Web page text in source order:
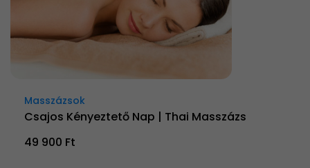
Masszázsok
Csajos Kényeztető Nap | Thai Masszázs
49 900 Ft